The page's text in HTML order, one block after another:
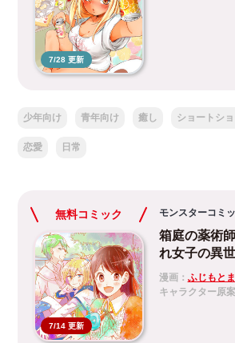
7/28 更新
少年向け 青年向け 癒し ショートシ
恋愛 日常
無料コミック
7/14 更新
モンスターコミ
箱庭の薬術
れ女子の異
漫画： ふじもと
キャラクター原案